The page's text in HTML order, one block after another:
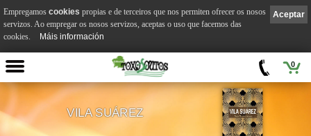
0
VILA SUÁREZ
Aceptar
Empregamos cookies propias e de terceiros que nos permiten ofrecer os nosos
servizos. Ao empregar os nosos servizos, aceptas o uso que facemos das
cookies.
Máis información